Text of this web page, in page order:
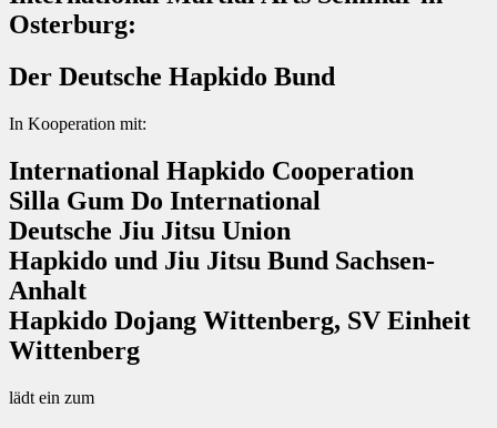
Osterburg:
Der Deutsche Hapkido Bund
In Kooperation mit:
International Hapkido Cooperation
Silla Gum Do International
Deutsche Jiu Jitsu Union
Hapkido und Jiu Jitsu Bund Sachsen-
Anhalt
Hapkido Dojang Wittenberg, SV Einheit
Wittenberg
lädt ein zum